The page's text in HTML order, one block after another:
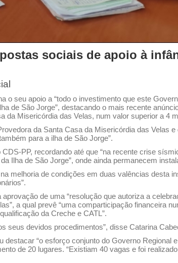
sociais de apoio à
seu apoio a “todo o investimento que este
de São Jorge”, destacando o mais recente
da Misericórdia das Velas, num valor superior a 4
da Santa Casa da Misericórdia das Velas
para a ilha de São Jorge”.
PP, recordando até que “na recente crise
Ilha de São Jorge”, onde ainda permanecem
melhoria de condições em duas valências desta
de uma “resolução que autoriza a
a qual prevê “uma comparticipação financeira
da Creche e CATL”.
seus devidos procedimentos”, disse Catarina
“o esforço conjunto do Governo Regional
de 20 lugares. “Existiam 40 vagas e foi